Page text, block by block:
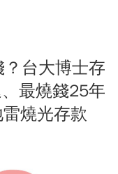
台大博士存
最燒錢25年
燒光存款